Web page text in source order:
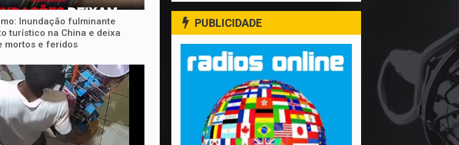
Inundação fulminante
turístico na China e deixa
mortos e feridos
PUBLICIDADE